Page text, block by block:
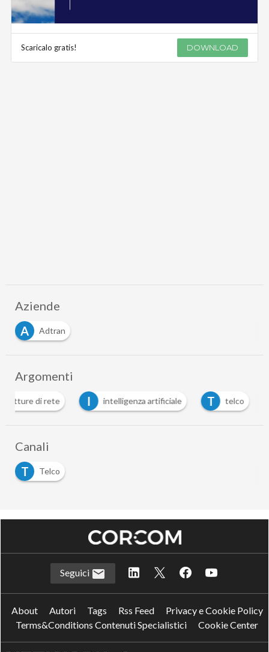
Scaricalo gratis! DOWNLOAD
Aziende
A
Adtran
Argomenti
di rete I intelligenza artificiale T telco
Canali
T
Telco
Seguici
About Autori Tags Rss Feed
Privacy e Cookie Policy
Terms&Conditions Contenuti Specialistici
Cookie Center